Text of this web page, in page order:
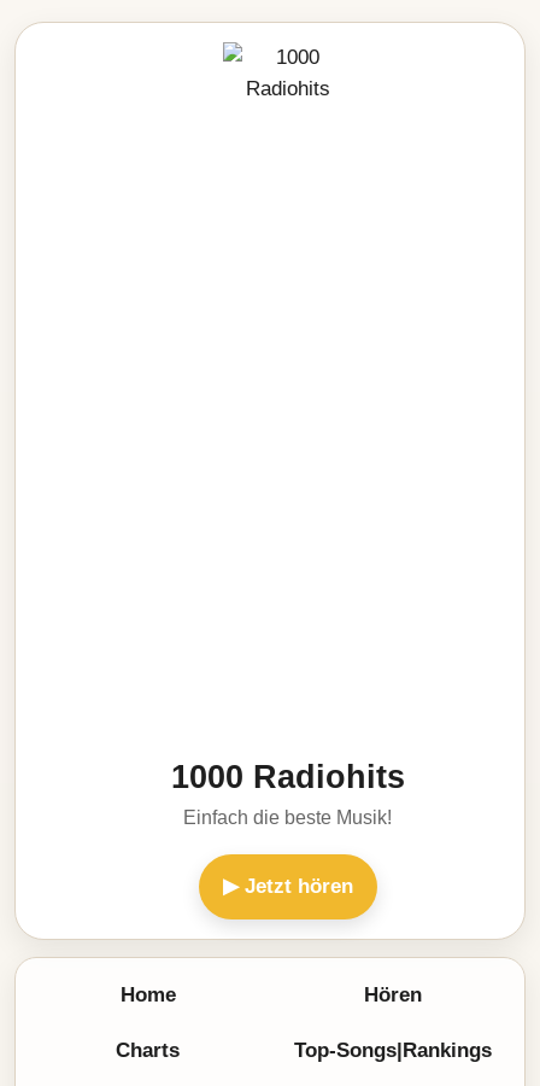
1000 Radiohits
Einfach die beste Musik!
▶ Jetzt hören
Home Hören
Charts Top-Songs|Rankings